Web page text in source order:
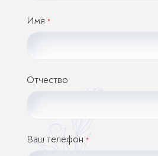
Имя *
Отчество
Ваш телефон *